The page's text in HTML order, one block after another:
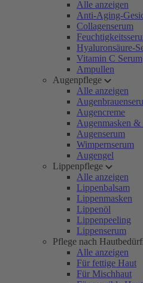
Alle anzeigen
Anti-Aging-
Collagenserum
Hyaluronsäure-
Vitamin C Serum
Ampullen
Augenpflege
Alle anzeigen
Augencreme
Augenmasken &
Augenserum
Wimpernserum
Augengel
Lippenpflege
Alle anzeigen
Lippenbalsam
Lippenmasken
Lippenöl
Lippenpeeling
Lippenserum
Pflege nach
Alle anzeigen
Für fettige Haut
Für Mischhaut